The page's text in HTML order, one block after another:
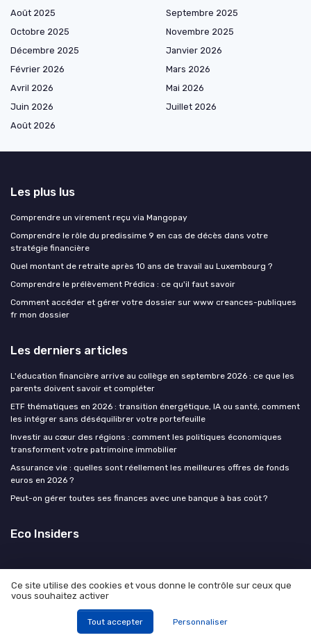
Août 2025
Septembre 2025
Octobre 2025
Novembre 2025
Décembre 2025
Janvier 2026
Février 2026
Mars 2026
Avril 2026
Mai 2026
Juin 2026
Juillet 2026
Août 2026
Les plus lus
Comprendre un virement reçu via Mangopay
Comprendre le rôle du predissime 9 en cas de décès dans votre
stratégie financière
Quel montant de retraite après 10 ans de travail au Luxembourg ?
Comprendre le prélèvement Prédica : ce qu'il faut savoir
Comment accéder et gérer votre dossier sur www creances-publiques
fr mon dossier
Les derniers articles
L'éducation financière arrive au collège en septembre 2026 : ce que les
parents doivent savoir et compléter
ETF thématiques en 2026 : transition énergétique, IA ou santé, comment
les intégrer sans déséquilibrer votre portefeuille
Investir au cœur des régions : comment les politiques économiques
transforment votre patrimoine immobilier
Assurance vie : quelles sont réellement les meilleures offres de fonds
euros en 2026 ?
Peut-on gérer toutes ses finances avec une banque à bas coût ?
Eco Insiders
Ce site utilise des cookies et vous donne le contrôle sur ceux que
vous souhaitez activer
Tout accepter Personnaliser